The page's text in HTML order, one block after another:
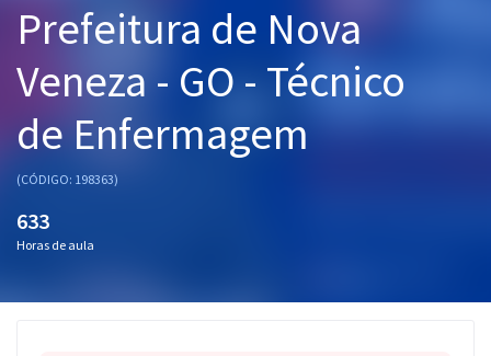
Cursos 20% OFF
Pós
Graduação
OAB
Mentorias
Prefeitura de Nova
Veneza - GO - Técnico
de Enfermagem
(CÓDIGO: 198363)
633
Horas de aula